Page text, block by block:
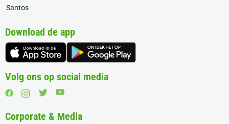
Santos
Download de app
Volg ons op social media
Corporate & Media